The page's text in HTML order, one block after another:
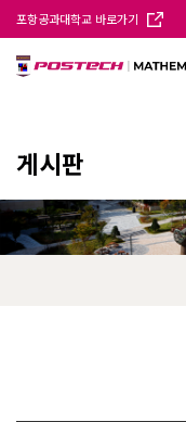
포항공과대학교 바로가기
게시판